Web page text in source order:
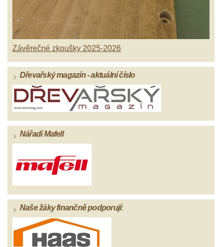
Závěrečné zkoušky 2025-2026
Dřevařský magazín - aktuální číslo
Nářadí Mafell
Naše žáky finančně podporují: